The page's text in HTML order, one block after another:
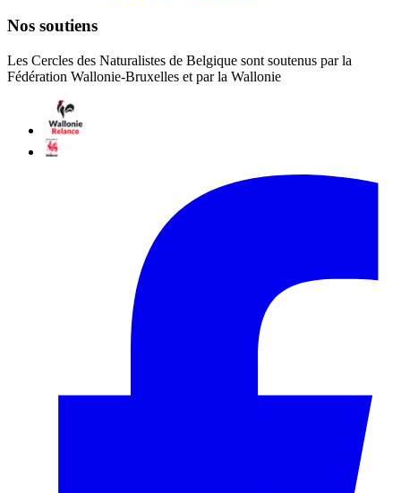
Nos soutiens
Les Cercles des Naturalistes de Belgique sont soutenus par la
Fédération Wallonie-Bruxelles et par la Wallonie